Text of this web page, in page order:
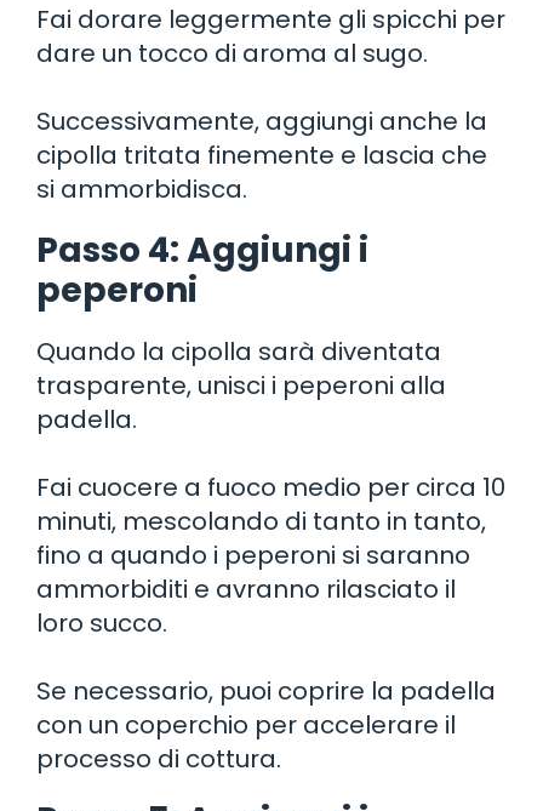
Fai dorare leggermente gli spicchi per
dare un tocco di aroma al sugo.
Successivamente, aggiungi anche la
cipolla tritata finemente e lascia che
si ammorbidisca.
Passo 4: Aggiungi i
peperoni
Quando la cipolla sarà diventata
trasparente, unisci i peperoni alla
padella.
Fai cuocere a fuoco medio per circa 10
minuti, mescolando di tanto in tanto,
fino a quando i peperoni si saranno
ammorbiditi e avranno rilasciato il
loro succo.
Se necessario, puoi coprire la padella
con un coperchio per accelerare il
processo di cottura.